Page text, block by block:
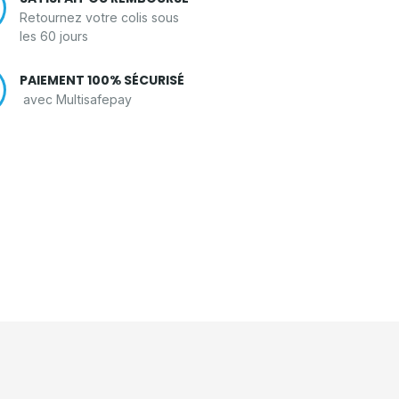
Retournez votre colis sous
les 60 jours
PAIEMENT 100% SÉCURISÉ
avec Multisafepay